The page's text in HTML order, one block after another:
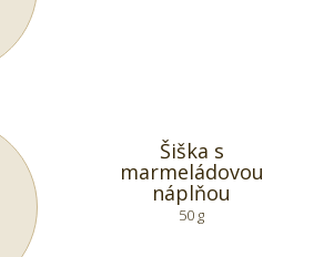
Šiška s
marmeládovou
náplňou
50 g